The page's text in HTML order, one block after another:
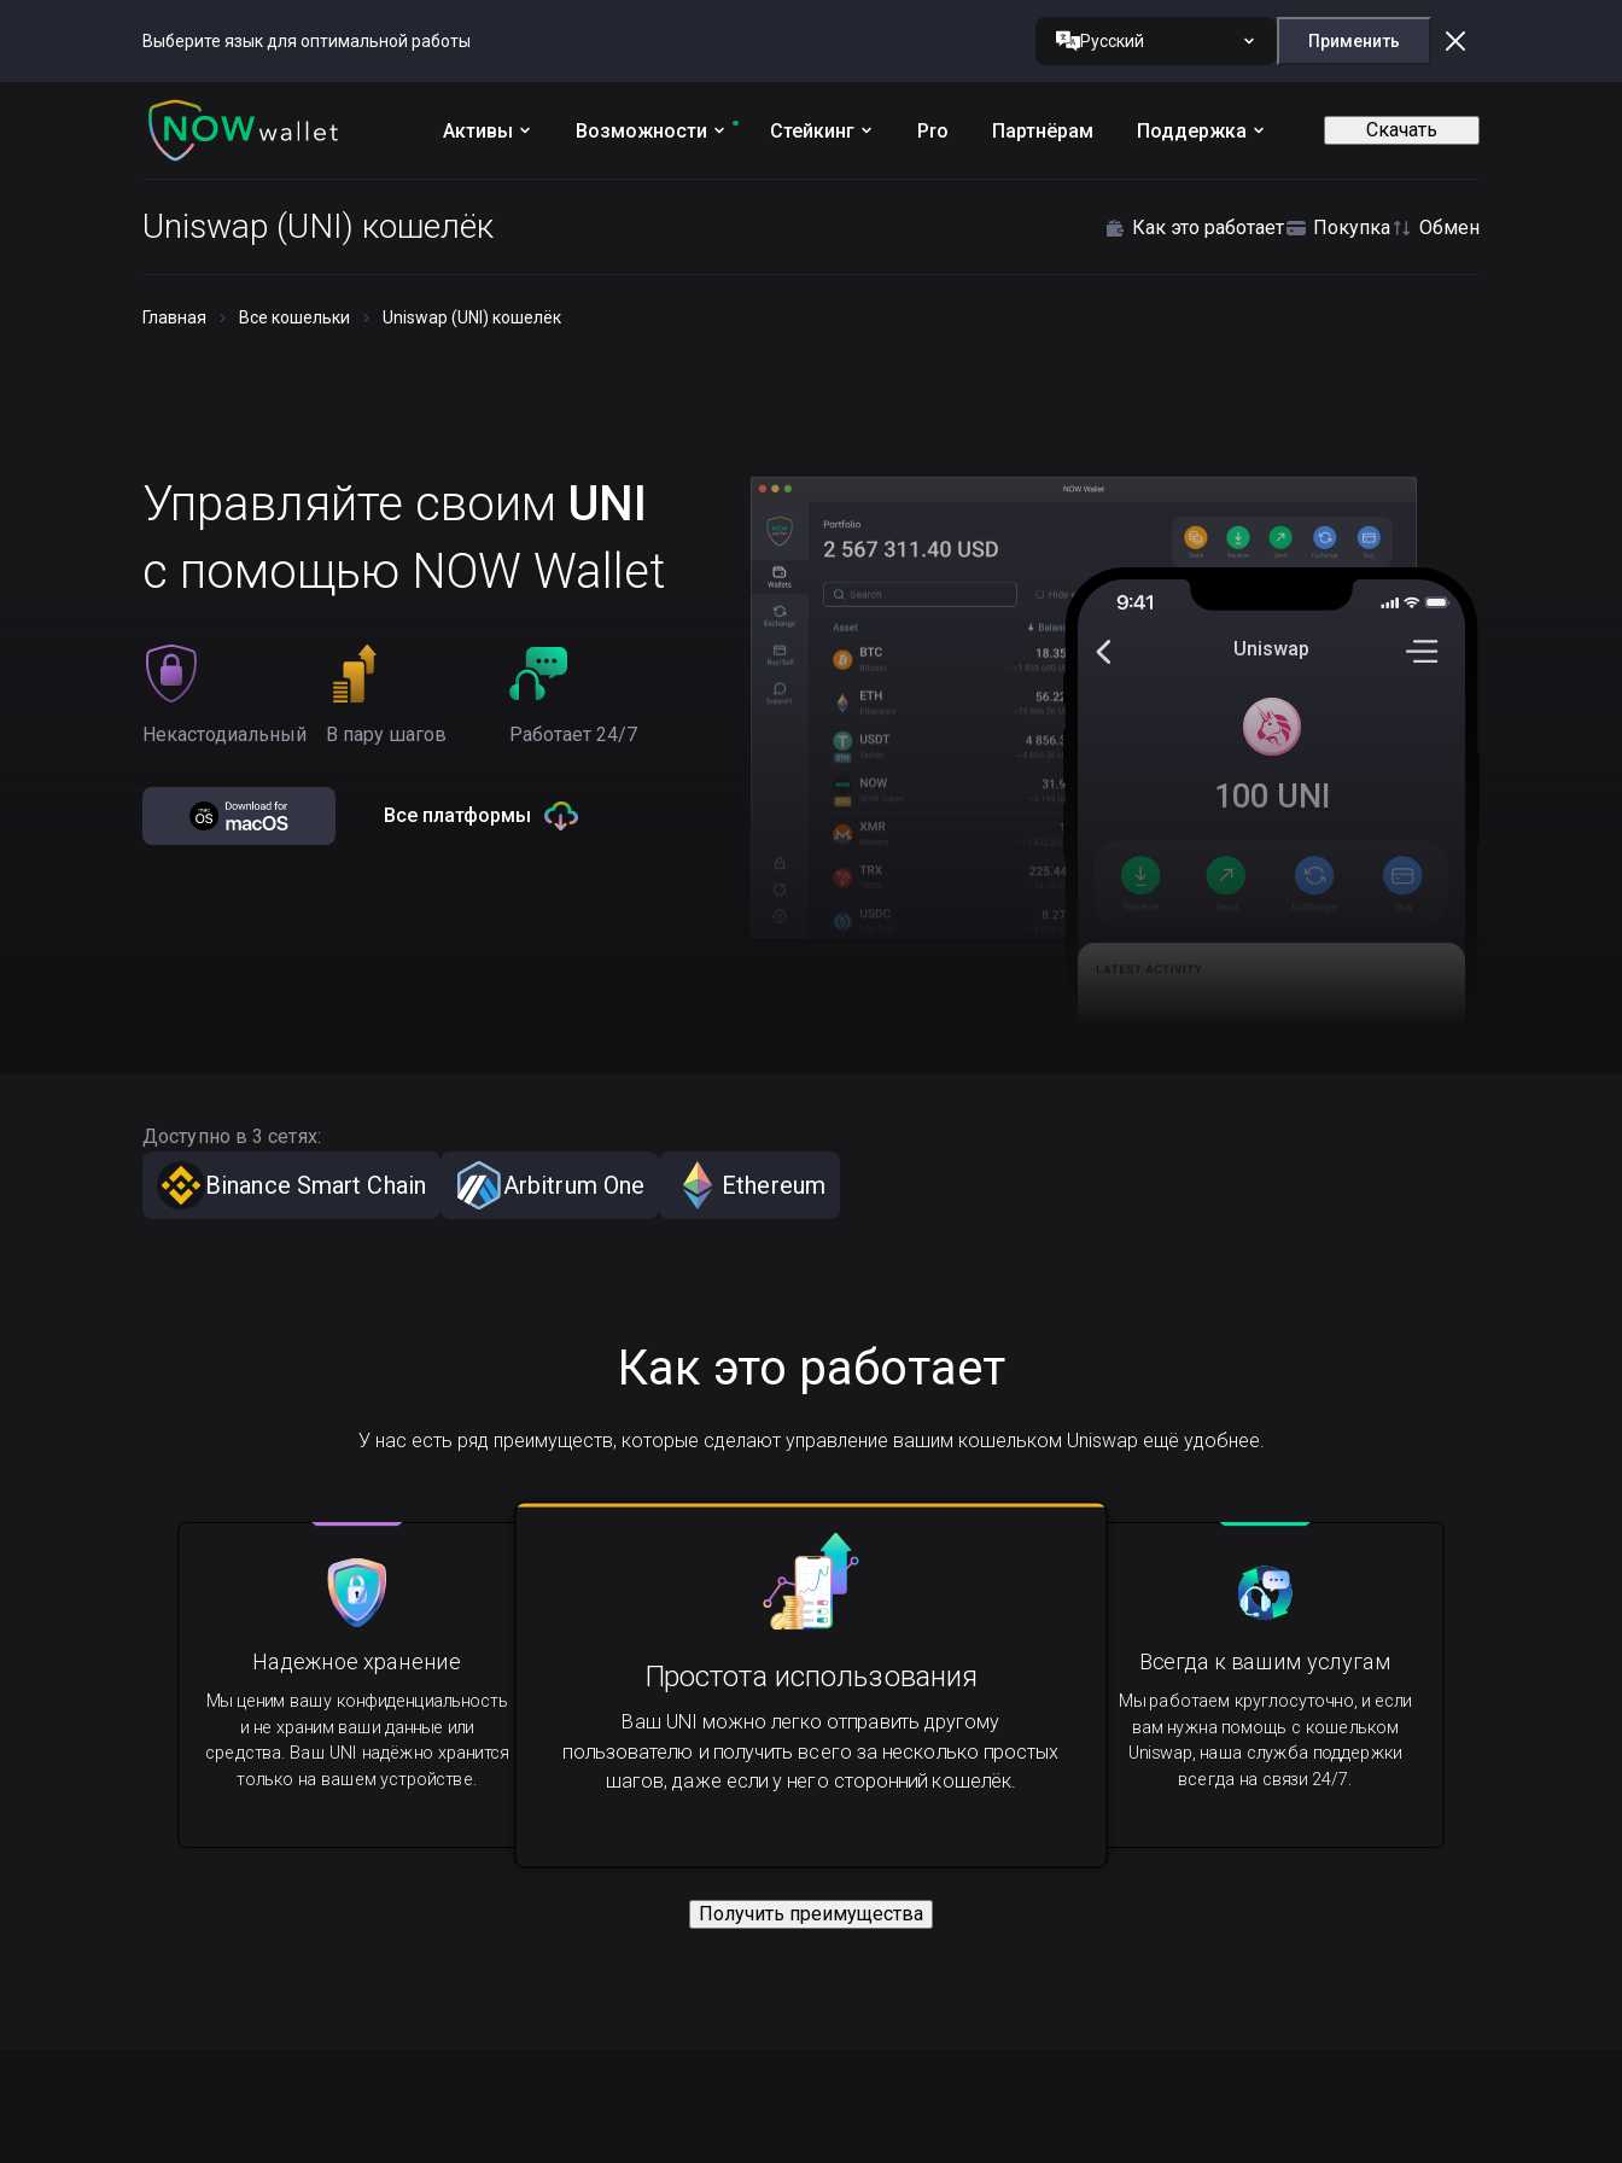
Выберите язык для оптимальной работы Русский Применить
Активы Возможности Стейкинг Pro Партнёрам Поддержка Скачать
Uniswap (UNI) кошелёк Как это работает Покупка Обмен
Главная Все кошельки Uniswap (UNI) кошелёк
Управляйте своим UNI
с помощью NOW Wallet
Некастодиальный В пару шагов Работает 24/7
Все платформы
Uniswap
100 UNI
Доступно в 3 сетях:
Binance Smart Chain Arbitrum One Ethereum
Как это работает
У нас есть ряд преимуществ, которые сделают управление вашим кошельком Uniswap ещё удобнее.
Простота использования
Ваш UNI можно легко отправить другому
пользователю и получить всего за несколько простых
шагов, даже если у него сторонний кошелёк.
Всегда к вашим услугам
Мы работаем круглосуточно, и если
вам нужна помощь с кошельком
Uniswap, наша служба поддержки
всегда на связи 24/7.
Надежное хранение
Мы ценим вашу конфиденциальность
и не храним ваши данные или
средства. Ваш UNI надёжно хранится
только на вашем устройстве.
Получить преимущества